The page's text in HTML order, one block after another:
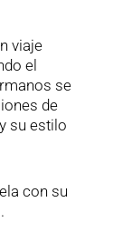
viaje
el
se
de
su estilo
con su